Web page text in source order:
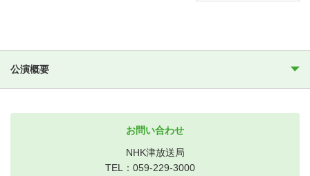
公演概要
お問い合わせ
NHK津放送局
TEL：059-229-3000